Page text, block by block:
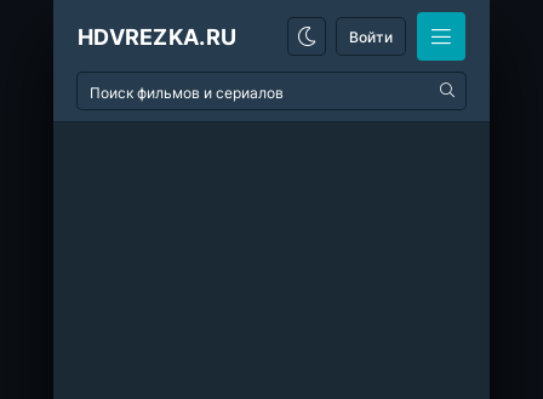
HDVREZKA.RU Войти